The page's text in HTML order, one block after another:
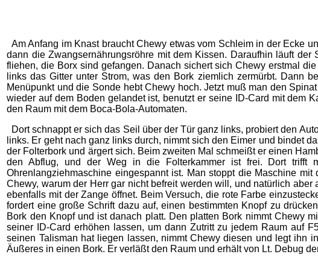
Am Anfang im Knast braucht Chewy etwas vom Schleim in der Ecke
dann die Zwangsernährungsröhre mit dem Kissen. Daraufhin läuft
fliehen, die Borx sind gefangen. Danach sichert sich Chewy erstmal
links das Gitter unter Strom, was den Bork ziemlich zermürbt. Dann
Menüpunkt und die Sonde hebt Chewy hoch. Jetzt muß man den
wieder auf dem Boden gelandet ist, benutzt er seine ID-Card mit dem
den Raum mit dem Boca-Bola-Automaten.
Dort schnappt er sich das Seil über der Tür ganz links, probiert den
links. Er geht nach ganz links durch, nimmt sich den Eimer und bindet
der Folterbork und ärgert sich. Beim zweiten Mal schmeißt er einen
den Abflug, und der Weg in die Folterkammer ist frei. Dort trifft
Ohrenlangziehmaschine eingespannt ist. Man stoppt die Maschine
Chewy, warum der Herr gar nicht befreit werden will, und natürlich
ebenfalls mit der Zange öffnet. Beim Versuch, die rote Farbe
fordert eine große Schrift dazu auf, einen bestimmten Knopf zu
Bork den Knopf und ist danach platt. Den platten Bork nimmt Chewy
seiner ID-Card erhöhen lassen, um dann Zutritt zu jedem Raum auf
seinen Talisman hat liegen lassen, nimmt Chewy diesen und legt ihn
Äußeres in einen Bork. Er verläßt den Raum und erhält von Lt. Debug